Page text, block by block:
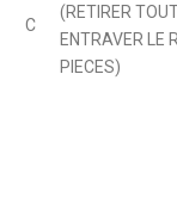
C
(RETIRER
ENTRAVER LE
PIECES)